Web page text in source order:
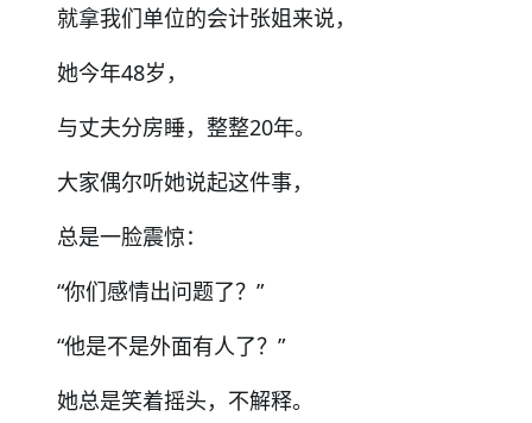
就拿我们单位的会计张姐来说，
她今年48岁，
与丈夫分房睡，整整20年。
大家偶尔听她说起这件事，
总是一脸震惊：
“你们感情出问题了？”
“他是不是外面有人了？”
她总是笑着摇头，不解释。